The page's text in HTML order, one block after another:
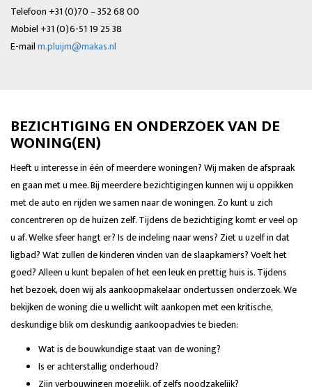
Telefoon +31 (0)70 – 352 68 00
Mobiel +31 (0)6-51 19 25 38
E-mailm.pluijm@makas.nl
BEZICHTIGING EN ONDERZOEK VAN DE
WONING(EN)
Heeft u interesse in één of meerdere woningen? Wij maken de afspraak
en gaan met u mee. Bij meerdere bezichtigingen kunnen wij u oppikken
met de auto en rijden we samen naar de woningen. Zo kunt u zich
concentreren op de huizen zelf. Tijdens de bezichtiging komt er veel op
u af. Welke sfeer hangt er? Is de indeling naar wens? Ziet u uzelf in dat
ligbad? Wat zullen de kinderen vinden van de slaapkamers? Voelt het
goed? Alleen u kunt bepalen of het een leuk en prettig huis is. Tijdens
het bezoek, doen wij als aankoopmakelaar ondertussen onderzoek. We
bekijken de woning die u wellicht wilt aankopen met een kritische,
deskundige blik om deskundig aankoopadvies te bieden:
Wat is de bouwkundige staat van de woning?
Is er achterstallig onderhoud?
Zijn verbouwingen mogelijk, of zelfs noodzakelijk?